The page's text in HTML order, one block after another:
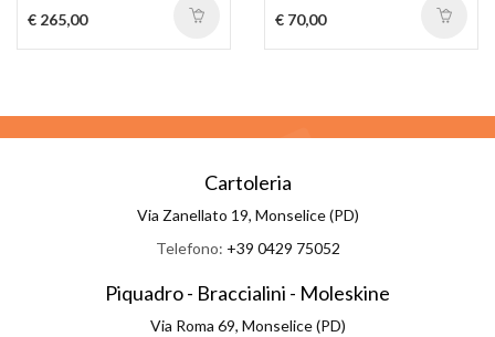
€ 265,00 € 70,00
Cartoleria
Via Zanellato 19, Monselice (PD)
Telefono: +39 0429 75052
Piquadro - Braccialini - Moleskine
Via Roma 69, Monselice (PD)